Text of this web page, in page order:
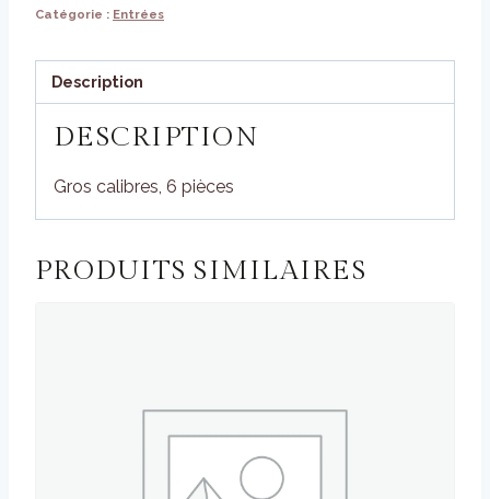
beurre
Catégorie : Entrées
Description
DESCRIPTION
Gros calibres, 6 pièces
PRODUITS SIMILAIRES